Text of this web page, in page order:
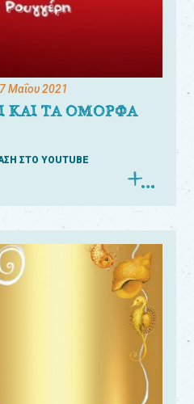
Μαΐου 2021
ΚΑΙ ΤΑ ΟΜΟΡΦΑ
ΣΤΟ YOUTUBE